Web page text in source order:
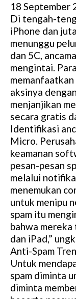
18 September
Di tengah-
iPhone dan
menunggu
dan 5C,
mengintai.
aksinya
menjanjikan
secara gratis
Identifikasi
Micro.
keamanan
pesan-pesan
melalui
menemukan
untuk menipu
spam itu
bahwa mereka
dan iPad,”
Anti-Spam
Untuk
spam diminta
diminta